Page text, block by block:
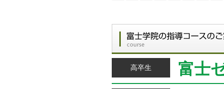
高卒生 富士